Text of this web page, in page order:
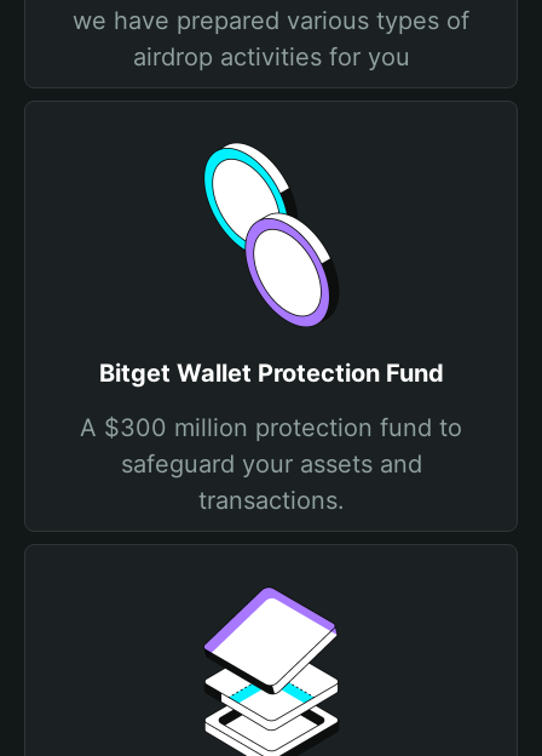
we have prepared various types of
airdrop activities for you
Bitget Wallet Protection Fund
A $300 million protection fund to
safeguard your assets and
transactions.